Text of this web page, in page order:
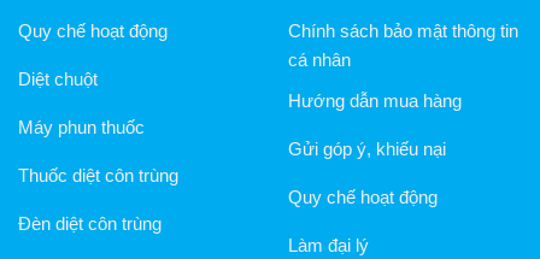
Quy chế hoạt động
Diệt chuột
Máy phun thuốc
Thuốc diệt côn trùng
Đèn diệt côn trùng
Chính sách bảo mật thông tin
cá nhân
Hướng dẫn mua hàng
Gửi góp ý, khiếu nại
Quy chế hoạt động
Làm đại lý